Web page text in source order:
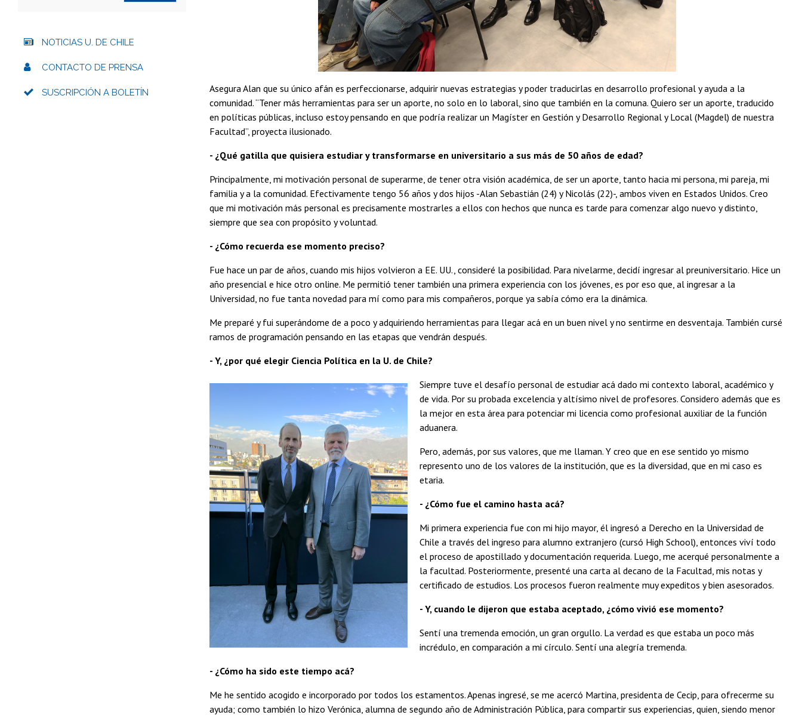
Asegura Alan que su único afán es perfeccionarse, adquirir nuevas estrategias y poder traducirlas en desarrollo profesional y ayuda a la
comunidad. “Tener más herramientas para ser un aporte, no solo en lo laboral, sino que también en la comuna. Quiero ser un aporte, traducido
en políticas públicas, incluso estoy pensando en que podría realizar un Magíster en Gestión y Desarrollo Regional y Local (Magdel) de nuestra
Facultad”, proyecta ilusionado.
- ¿Qué gatilla que quisiera estudiar y transformarse en universitario a sus más de 50 años de edad?
Principalmente, mi motivación personal de superarme, de tener otra visión académica, de ser un aporte, tanto hacia mi persona, mi pareja, mi
familia y a la comunidad. Efectivamente tengo 56 años y dos hijos -Alan Sebastián (24) y Nicolás (22)-, ambos viven en Estados Unidos. Creo
que mi motivación más personal es precisamente mostrarles a ellos con hechos que nunca es tarde para comenzar algo nuevo y distinto,
siempre que sea con propósito y voluntad.
- ¿Cómo recuerda ese momento preciso?
Fue hace un par de años, cuando mis hijos volvieron a EE. UU., consideré la posibilidad. Para nivelarme, decidí ingresar al preuniversitario. Hice un
año presencial e hice otro online. Me permitió tener también una primera experiencia con los jóvenes, es por eso que, al ingresar a la
Universidad, no fue tanta novedad para mí como para mis compañeros, porque ya sabía cómo era la dinámica.
Me preparé y fui superándome de a poco y adquiriendo herramientas para llegar acá en un buen nivel y no sentirme en desventaja. También cursé
ramos de programación pensando en las etapas que vendrán después.
- Y, ¿por qué elegir Ciencia Política en la U. de Chile?
Siempre tuve el desafío personal de estudiar acá dado mi contexto laboral, académico y
de vida. Por su probada excelencia y altísimo nivel de profesores. Considero además que es
la mejor en esta área para potenciar mi licencia como profesional auxiliar de la función
aduanera.
Pero, además, por sus valores, que me llaman. Y creo que en ese sentido yo mismo
represento uno de los valores de la institución, que es la diversidad, que en mi caso es
etaria.
- ¿Cómo fue el camino hasta acá?
Mi primera experiencia fue con mi hijo mayor, él ingresó a Derecho en la Universidad de
Chile a través del ingreso para alumno extranjero (cursó High School), entonces viví todo
el proceso de apostillado y documentación requerida. Luego, me acerqué personalmente a
la facultad. Posteriormente, presenté una carta al decano de la Facultad, mis notas y
certificado de estudios. Los procesos fueron realmente muy expeditos y bien asesorados.
- Y, cuando le dijeron que estaba aceptado, ¿cómo vivió ese momento?
Sentí una tremenda emoción, un gran orgullo. La verdad es que estaba un poco más
incrédulo, en comparación a mi círculo. Sentí una alegría tremenda.
- ¿Cómo ha sido este tiempo acá?
Me he sentido acogido e incorporado por todos los estamentos. Apenas ingresé, se me acercó Martina, presidenta de Cecip, para ofrecerme su
ayuda; como también lo hizo Verónica, alumna de segundo año de Administración Pública, para compartir sus experiencias, quien, siendo menor
NOTICIAS U. DE CHILE
CONTACTO DE PRENSA
SUSCRIPCIÓN A BOLETÍN